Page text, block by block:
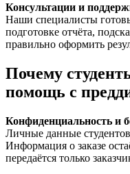
Консультации и
Наши специалисты
подготовке отчёта,
правильно оформить
Почему
помощь с
Конфиденциальность и
Личные данные
Информация о заказе
передаётся только